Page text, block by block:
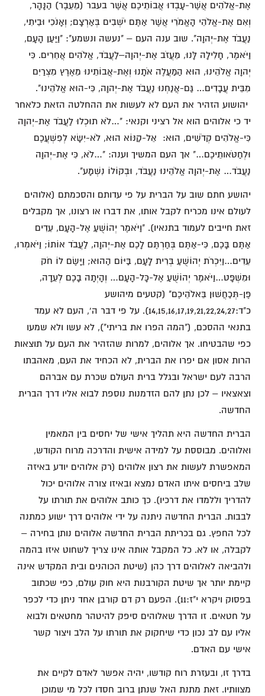
אֶת-אֱלֹהִים אֲשֶׁר-עָבְדוּ אֲבוֹתֵיכֶם אֲשֶׁר בעבר (מֵעֵבֶר) הַנָּהָר,
וְאִם אֶת-אֱלֹהֵי הָאֱמֹרִי אֲשֶׁר אַתֶּם יֹשְׁבִים בְּאַרְצָם; וְאָנֹכִי וּבֵיתִי,
נַעֲבֹד אֶת-יְהוָה". שוב ענה העם – "נעשה ונשמע": "וַיַּעַן הָעָם,
וַיֹּאמֶר, חָלִילָה לָּנוּ, מֵעֲזֹב אֶת-יְהוָה–לַעֲבֹד, אֱלֹהִים אֲחֵרִים. כִּי
יְהוָה אֱלֹהֵינוּ, הוּא הַמַּעֲלֶה אֹתָנוּ וְאֶת-אֲבוֹתֵינוּ מֵאֶרֶץ מִצְרַיִם
מִבֵּית עֲבָדִים… גַּם-אֲנַחְנוּ נַעֲבֹד אֶת-יְהוָה, כִּי-הוּא אֱלֹהֵינוּ".
יהושוע הזהיר את העם לא לעשות את ההחלטה הזאת כלאחר
יד כי אלוהים הוא אל רציני וקנאי: "…לֹא תוּכְלוּ לַעֲבֹד אֶת-יְהוָה
כִּי-אֱלֹהִים קְדֹשִׁים, הוּא: אֵל-קַנּוֹא הוּא, לֹא-יִשָּׂא לְפִשְׁעֲכֶם
וּלְחַטֹּאותֵיכֶם…" אך העם המשיך וענה: "…לֹא, כִּי אֶת-יְהוָה
נַעֲבֹד… אֶת-יְהוָה אֱלֹהֵינוּ נַעֲבֹד, וּבְקוֹלוֹ נִשְׁמָע".
יהושע חתם שוב על הברית על פי עדותם והסכמתם (אלוהים
לעולם אינו מכריח לקבל אותו, את דברו או רצונו, אך מקבלים
זאת חייבים לעמוד בתנאיו). "וַיֹּאמֶר יְהוֹשֻׁעַ אֶל-הָעָם, עֵדִים
אַתֶּם בָּכֶם, כִּי-אַתֶּם בְּחַרְתֶּם לָכֶם אֶת-יְהוָה, לַעֲבֹד אוֹתוֹ; וַיֹּאמְרוּ,
עֵדִים…וַיִּכְרֹת יְהוֹשֻׁעַ בְּרִית לָעָם, בַּיּוֹם הַהוּא; וַיָּשֶׂם לוֹ חֹק
וּמִשְׁפָּט…וַיֹּאמֶר יְהוֹשֻׁעַ אֶל-כָּל-הָעָם… וְהָיְתָה בָכֶם לְעֵדָה,
פֶּן-תְּכַחֲשׁוּן בֵּאלֹהֵיכֶם" (קטעים מיהושע
כ"ד:14,15,16,17,19,21,22,24,27). על פי דבר ה', העם לא עמד
בתנאי ההסכם, ("המה הפרו את בריתי"), לא עשו ולא שמעו
כפי שהבטיחו. אך אלוהים, למרות שהזהיר את העם על תוצאות
הרות אסון אם יפרו את הברית, לא הכחיד את העם, מאהבתו
הרבה לעם ישראל ובגלל ברית העולם שכרת עם אברהם
וצאצאיו – לכן נתן להם הזדמנות נוספת לבוא אליו דרך הברית
החדשה.
הברית החדשה היא תהליך אישי של יחסים בין המאמין
ואלוהים. מבוססת על למידה אישית והדרכה מרוח הקודש,
המאפשרת לעשות את רצון אלוהים (רק אלוהים יודע באיזה
שלב ביחסים איתו האדם נמצא ובאיזו צורה אלוהים יכול
להדריך וללמדו את דרכיו). כך כותב אלוהים את תורתו על
לבבות. הברית החדשה ניתנה על ידי אלוהים דרך ישוע כמתנה
לכל החפץ. גם בכריתת הברית החדשה אלוהים נותן בחירה –
לקבלה, או לא. כל המקבל אותה אינו צריך לשחוט איזו בהמה
ולהביאה לאלוהים דרך כהן (שיטת הכוהנים ובית המקדש אינה
קיימת יותר אך שיטת הקורבנות היא חוק עולם, כפי שכתוב
בפסוק ויקרא י"ז:11). הפעם רק דם קורבן אחד ניתן כדי לכפר
על חטאים. זו הדרך שאלוהים סיפק להיטהר מחטאים ולבוא
אליו עם לב נכון כדי שיחקוק את תורתו על הלב ויצור קשר
אישי עם האדם.
בדרך זו, ובעזרת רוח קודשו, יהיה אפשר לאדם לקיים את
מצוותיו. זאת מתנת האל שנתן ברוב חסדו לכל מי שמוכן